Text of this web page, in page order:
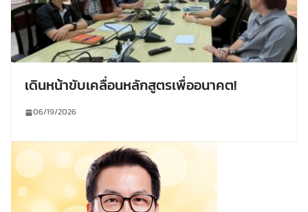
เดินหน้าขับเคลื่อนหลักสูตรเพื่ออนาคต!
06/19/2026